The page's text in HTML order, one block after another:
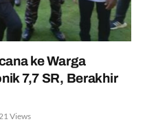
ke Warga
7,7 SR, Berakhir
Views